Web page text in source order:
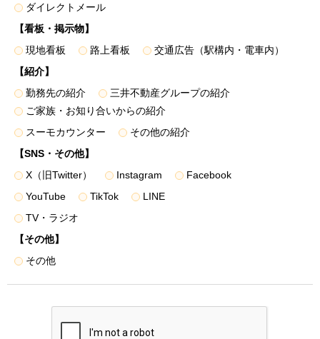
• 弊社が分譲した物件に関する各種図面情報（設計施工図
面・パンフレット図面等）
＜個人データを提供する相手先例＞
• 弊社のグループ各社
売代理会社・媒介会社等）、顧客紹介を受けた提携先
• 不動産取引の付帯業務における金融機関・保証会社、司
法書士・土地家屋調査士、不動産管理会社、インテリア業者
• 不動産引渡し後のレジデンシャル・カスタマーサービス
における協力会社（施工会社、住宅設備会社等）
配慮して受け渡しを行うものとし、電子データを提供する場
合は、暗号化する等必要な措置を講じて受け渡しを行いま
す。
株式会社 総務部」へお申し出ください。停止によりサービ
ダイレクトメール
【看板・掲示物】
現地看板
路上看板
交通広告（駅構内・電車内）
【紹介】
勤務先の紹介
三井不動産グループの紹介
ご家族・お知り合いからの紹介
スーモカウンター
その他の紹介
【SNS・その他】
X（旧Twitter）
Instagram
Facebook
YouTube
TikTok
LINE
TV・ラジオ
【その他】
その他